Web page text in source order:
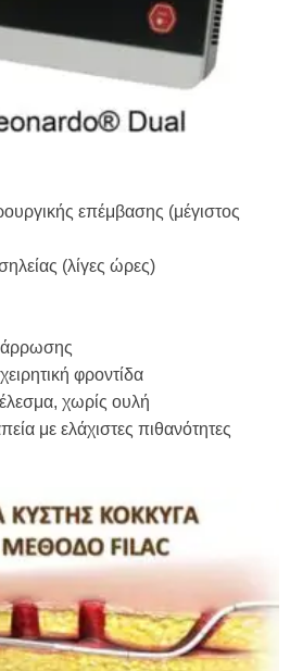
επέμβασης (μέγιστος
(λίγες ώρες)
φροντίδα
χωρίς ουλή
με ελάχιστες πιθανότητες